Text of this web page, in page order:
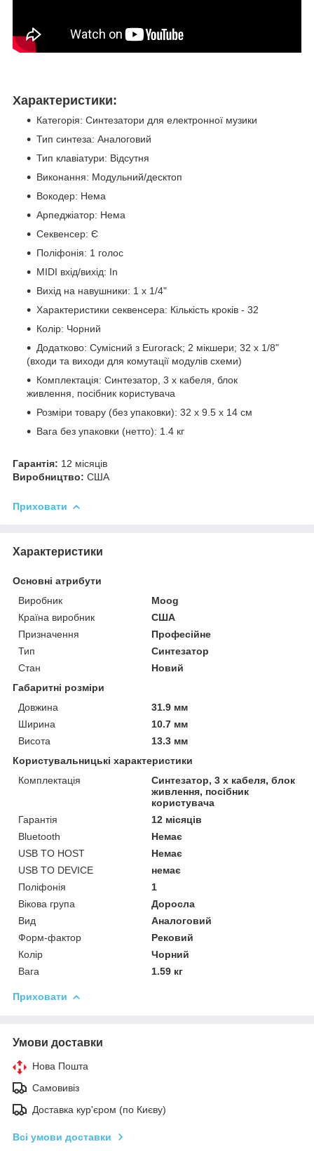
Характеристики:
Категорія: Синтезатори для електронної музики
Тип синтеза: Аналоговий
Тип клавіатури: Відсутня
Виконання: Модульний/десктоп
Вокодер: Нема
Арпеджіатор: Нема
Секвенсер: Є
Поліфонія: 1 голос
MIDI вхід/вихід: In
Вихід на навушники: 1 х 1/4"
Характеристики секвенсера: Кількість кроків - 32
Колір: Чорний
Додатково: Сумісний з Eurorack; 2 мікшери; 32 x 1/8"
(входи та виходи для комутації модулів схеми)
Комплектація: Синтезатор, 3 x кабеля, блок
живлення, посібник користувача
Розміри товару (без упаковки): 32 x 9.5 x 14 см
Вага без упаковки (нетто): 1.4 кг
Гарантія: 12 місяців
Виробництво: США
Приховати
Характеристики
Основні атрибути
Виробник
Moog
Країна виробник
США
Призначення
Професійне
Тип
Синтезатор
Стан
Новий
Габаритні розміри
Довжина
31.9 мм
Ширина
10.7 мм
Висота
13.3 мм
Користувальницькі характеристики
Комплектація
Синтезатор, 3 x кабеля, блок
живлення, посібник
користувача
Гарантія
12 місяців
Bluetooth
Немає
USB TO HOST
Немає
USB TO DEVICE
немає
Поліфонія
1
Вікова група
Доросла
Вид
Аналоговий
Форм-фактор
Рековий
Колір
Чорний
Вага
1.59 кг
Приховати
Умови доставки
Нова Пошта
Самовивіз
Доставка кур'єром (по Києву)
Всі умови доставки